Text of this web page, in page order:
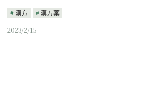
漢方
漢方薬
2023/2/15